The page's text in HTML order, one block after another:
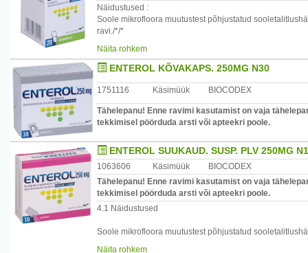
Saccharomyces boulardii on elusrakk, mis võib
seedetrakti kaudu või kontaktnakkuse teel.
tsentraalveeni kateetri kaudu.
Enterol'i kapslid sisaldavad laktoosi ja ei ole seetõttu
Näidustused :
Soole mikrofloora muutustest põhjustatud
ravi./*/*
Näita rohkem
ENTEROL KÕVAKAPS. 250MG N30
1751116 Käsimüük BIOCODEX
Tähelepanu! Enne ravimi kasutamist on vaja
tekkimisel pöörduda arsti või apteekri poole.
ENTEROL SUUKAUD. SUSP. PLV 250MG
1063606 Käsimüük
BIOCODEX
Tähelepanu! Enne ravimi kasutamist on vaja
tekkimisel pöörduda arsti või apteekri poole.
4.1 Näidustused
Soole mikrofloora muutustest põhjustatud
Näita rohkem